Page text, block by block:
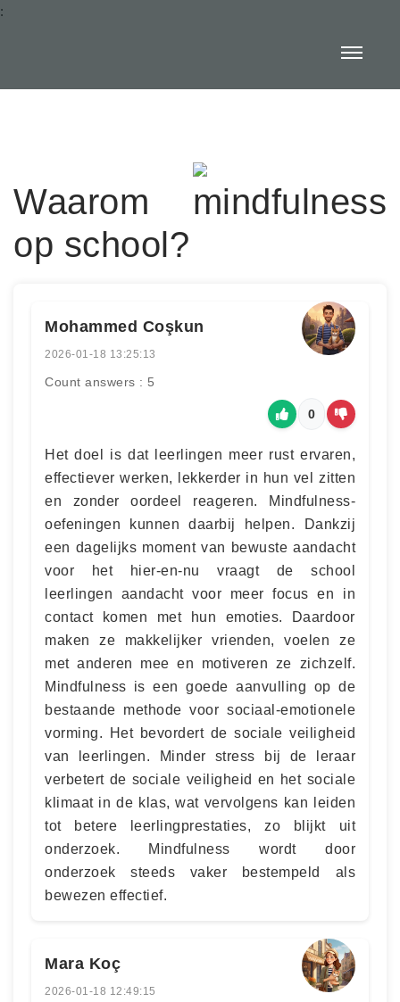
:
Waarom mindfulness
op school?
Mohammed Coşkun
2026-01-18 13:25:13
Count answers : 5
0
Het doel is dat leerlingen meer rust ervaren,
effectiever werken, lekkerder in hun vel zitten
en zonder oordeel reageren. Mindfulness-
oefeningen kunnen daarbij helpen. Dankzij
een dagelijks moment van bewuste aandacht
voor het hier-en-nu vraagt de school
leerlingen aandacht voor meer focus en in
contact komen met hun emoties. Daardoor
maken ze makkelijker vrienden, voelen ze
met anderen mee en motiveren ze zichzelf.
Mindfulness is een goede aanvulling op de
bestaande methode voor sociaal-emotionele
vorming. Het bevordert de sociale veiligheid
van leerlingen. Minder stress bij de leraar
verbetert de sociale veiligheid en het sociale
klimaat in de klas, wat vervolgens kan leiden
tot betere leerlingprestaties, zo blijkt uit
onderzoek. Mindfulness wordt door
onderzoek steeds vaker bestempeld als
bewezen effectief.
Mara Koç
2026-01-18 12:49:15